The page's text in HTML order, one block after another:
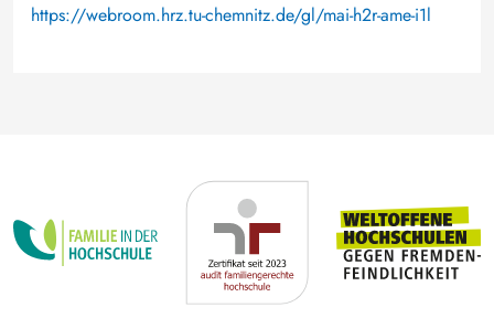
https://webroom.hrz.tu-chemnitz.de/gl/mai-h2r-ame-i1l